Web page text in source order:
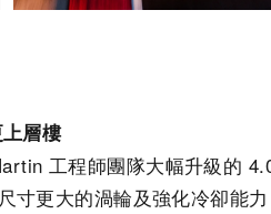
層樓
工程師團隊大幅升級的
寸更大的渦輪及強化冷卻能